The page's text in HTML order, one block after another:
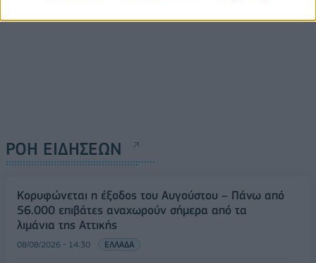
ΡΟΗ ΕΙΔΗΣΕΩΝ
Κορυφώνεται η έξοδος του Αυγούστου – Πάνω από
56.000 επιβάτες αναχωρούν σήμερα από τα
λιμάνια της Αττικής
08/08/2026 - 14:30 ΕΛΛΑΔΑ